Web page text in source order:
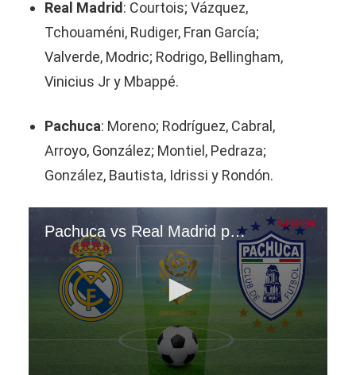
Real Madrid : Courtois; Vázquez,
Tchouaméni, Rudiger, Fran García;
Valverde, Modric; Rodrigo, Bellingham,
Vinicius Jr y Mbappé.
Pachuca: Moreno; Rodríguez, Cabral,
Arroyo, González; Montiel, Pedraza;
González, Bautista, Idrissi y Rondón.
Pachuca vs Real Madrid por la final de la Copa Intercontinental 2024